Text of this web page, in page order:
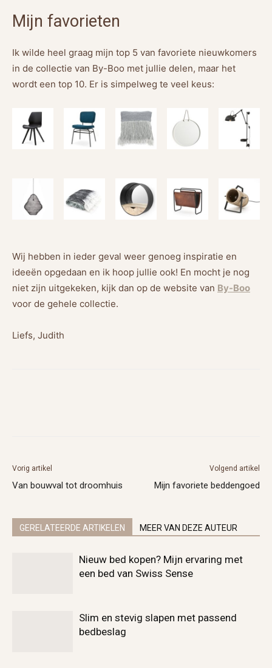
Mijn favorieten
Ik wilde heel graag mijn top 5 van favoriete nieuwkomers
in de collectie van By-Boo met jullie delen, maar het
wordt een top 10. Er is simpelweg te veel keus:
Wij hebben in ieder geval weer genoeg inspiratie en
ideeën opgedaan en ik hoop jullie ook! En mocht je nog
niet zijn uitgekeken, kijk dan op de website van By-Boo
voor de gehele collectie.
Liefs, Judith
Vorig artikel
Van bouwval tot droomhuis
Volgend artikel
Mijn favoriete beddengoed
GERELATEERDE ARTIKELEN MEER VAN DEZE AUTEUR
Nieuw bed kopen? Mijn ervaring met
een bed van Swiss Sense
Slim en stevig slapen met passend
bedbeslag